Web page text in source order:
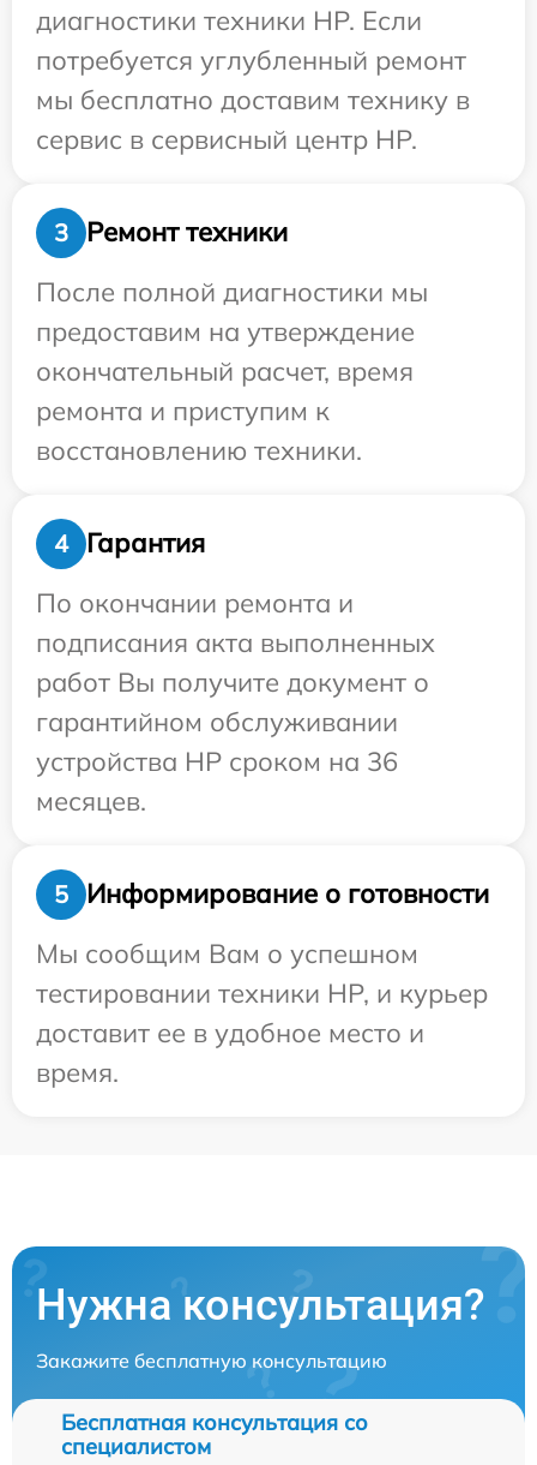
диагностики техники HP. Если
потребуется углубленный ремонт
мы бесплатно доставим технику в
сервис в сервисный центр HP.
3
Ремонт техники
После полной диагностики мы
предоставим на утверждение
окончательный расчет, время
ремонта и приступим к
восстановлению техники.
4
Гарантия
По окончании ремонта и
подписания акта выполненных
работ Вы получите документ о
гарантийном обслуживании
устройства HP сроком на 36
месяцев.
5
Информирование о готовности
Мы сообщим Вам о успешном
тестировании техники HP, и курьер
доставит ее в удобное место и
время.
Нужна консультация?
Закажите бесплатную консультацию
Бесплатная консультация со
специалистом